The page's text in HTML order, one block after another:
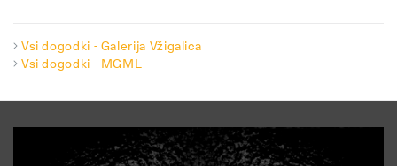
Vsi dogodki - Galerija Vžigalica
Vsi dogodki - MGML